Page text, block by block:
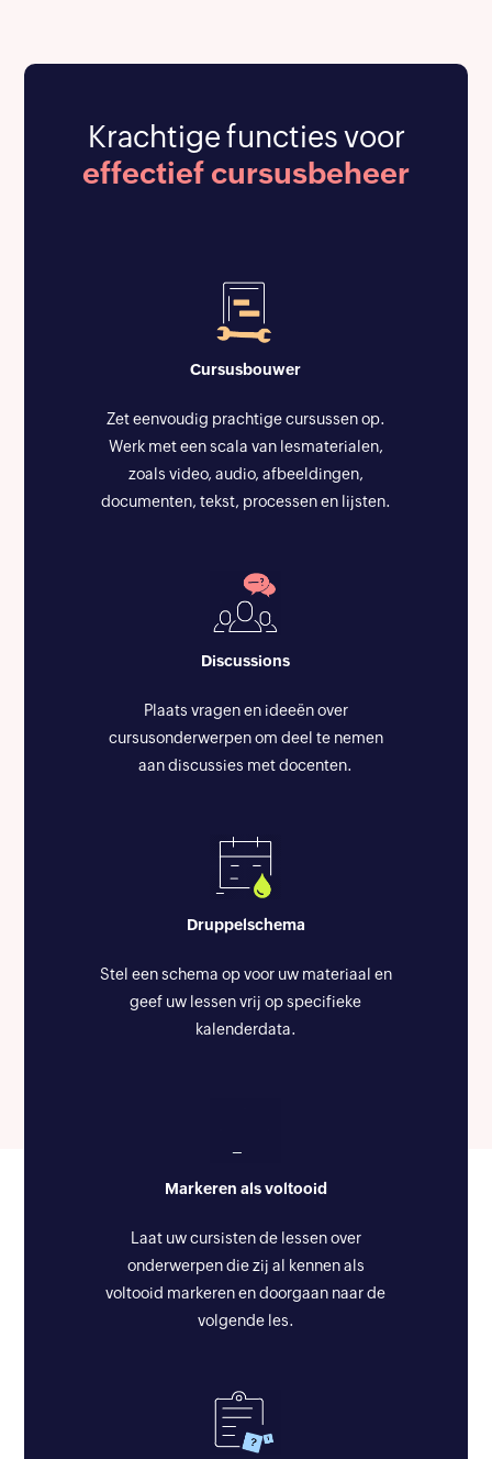
Krachtige functies voor
effectief cursusbeheer
Cursusbouwer
Zet eenvoudig prachtige cursussen op.
Werk met een scala van lesmaterialen,
zoals video, audio, afbeeldingen,
documenten, tekst, processen en lijsten.
Discussions
Plaats vragen en ideeën over
cursusonderwerpen om deel te nemen
aan discussies met docenten.
Druppelschema
Stel een schema op voor uw materiaal en
geef uw lessen vrij op specifieke
kalenderdata.
Markeren als voltooid
Laat uw cursisten de lessen over
onderwerpen die zij al kennen als
voltooid markeren en doorgaan naar de
volgende les.